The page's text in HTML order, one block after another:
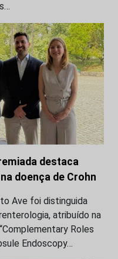
destaca
doença de Crohn
Ave foi distinguida
atribuído na
Roles
Endoscopy…